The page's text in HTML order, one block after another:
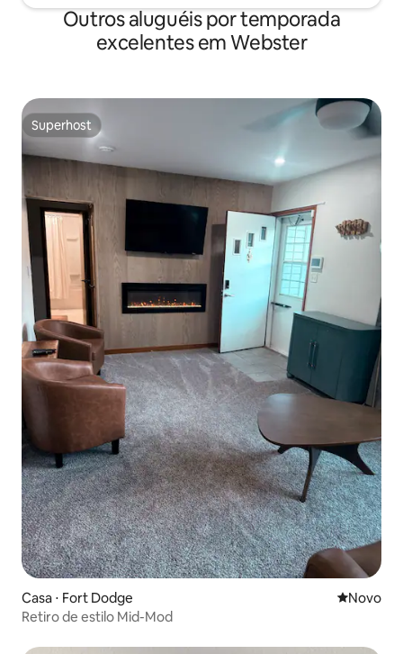
Outros aluguéis por temporada
excelentes em Webster
Superhost
Superhost
Casa ⋅ Fort Dodge Novo
Novo
Retiro de estilo Mid-Mod